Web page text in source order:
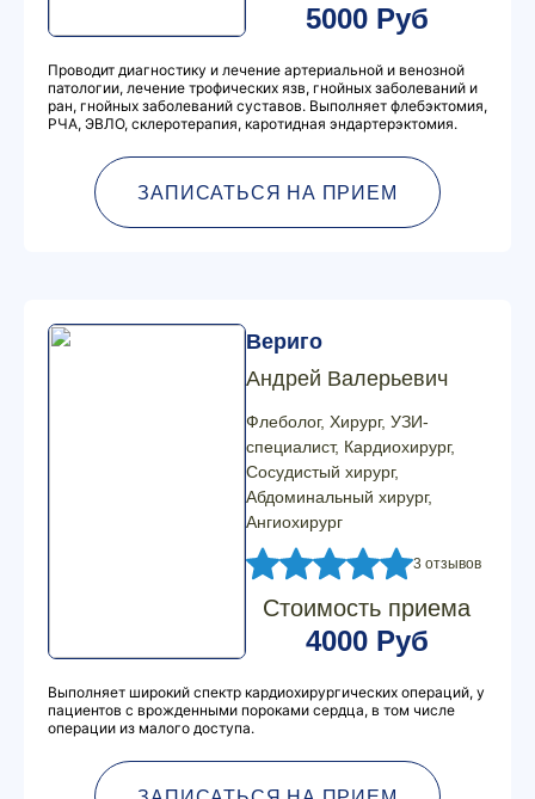
5000 Руб
Проводит диагностику и лечение артериальной и венозной
патологии, лечение трофических язв, гнойных заболеваний и
ран, гнойных заболеваний суставов. Выполняет флебэктомия,
РЧА, ЭВЛО, склеротерапия, каротидная эндартерэктомия.
ЗАПИСАТЬСЯ НА ПРИЕМ
Вериго
Андрей Валерьевич
Флеболог, Хирург, УЗИ-
специалист, Кардиохирург,
Сосудистый хирург,
Абдоминальный хирург,
Ангиохирург
3 отзывов
Стоимость приема
4000 Руб
Выполняет широкий спектр кардиохирургических операций, у
пациентов с врожденными пороками сердца, в том числе
операции из малого доступа.